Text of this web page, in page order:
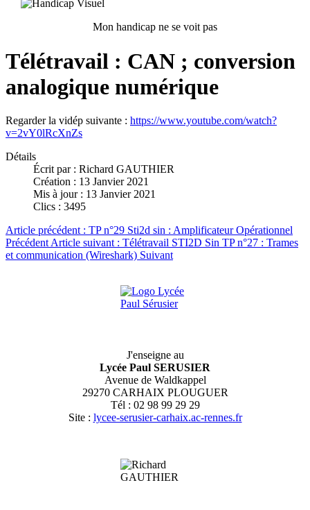
Mon handicap ne se voit pas
Télétravail : CAN ; conversion
analogique numérique
Regarder la vidép suivante : https://www.youtube.com/watch?
v=2vY0lRcXnZs
Détails
Écrit par : Richard GAUTHIER
Création : 13 Janvier 2021
Mis à jour : 13 Janvier 2021
Clics : 3495
Article précédent : TP n°29 Sti2d sin : Amplificateur Opérationnel
Précédent Article suivant : Télétravail STI2D Sin TP n°27 : Trames
et communication (Wireshark) Suivant
J'enseigne au
Lycée Paul SERUSIER
Avenue de Waldkappel
29270 CARHAIX PLOUGUER
Tél : 02 98 99 29 29
Site : lycee-serusier-carhaix.ac-rennes.fr